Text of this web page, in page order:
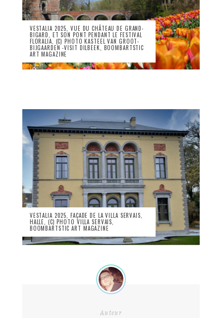
VESTALIA 2025, VUE DU CHÂTEAU DE GRAND-
BIGARD, ET SON PONT PENDANT LE FESTIVAL
FLORALIA, (C) PHOTO KASTEEL VAN GROOT-
BIJGAARDEN -VISIT DILBEEK, BOOMBARTSTIC
ART MAGAZINE
VESTALIA 2025, FAÇADE DE LA VILLA SERVAIS,
HALLE, (C) PHOTO VILLA SERVAIS,
BOOMBARTSTIC ART MAGAZINE
Auteur